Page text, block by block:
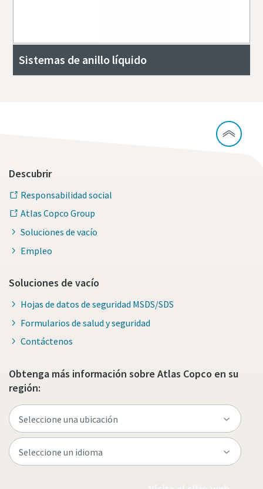
Sistemas de anillo líquido
Descubrir
Responsabilidad social
Atlas Copco Group
Soluciones de vacío
Empleo
Soluciones de vacío
Hojas de datos de seguridad MSDS/SDS
Formularios de salud y seguridad
Contáctenos
Obtenga más información sobre Atlas Copco en su
región: